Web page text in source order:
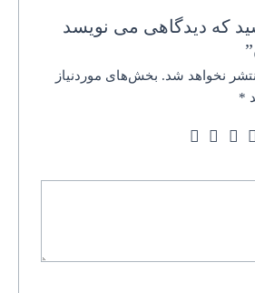
که دیدگاهی می نویسد
نخواهد شد. بخش‌های موردنیاز
*